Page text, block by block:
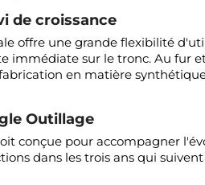
de croissance
offre une grande flexibilité
immédiate sur le tronc. Au fur
en matière
Outillage
conçue pour accompagner
dans les trois ans qui